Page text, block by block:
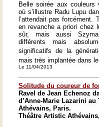
Belle soirée aux
où s’illustre Radu Lupu
l’attendait pas forcément.
en revanche a priori chez
sûr, mais aussi
différents mais
significatifs de la
mais très implantée dans
Le 11/04/2013
Solitude du coureur de
Ravel de Jean Echenoz
d’Anne-Marie Lazarini
Athévains, Paris.
Théâtre Artistic